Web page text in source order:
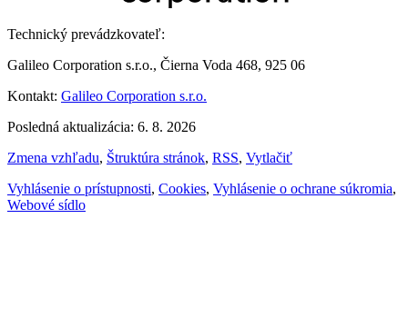
Technický prevádzkovateľ:
Galileo Corporation s.r.o., Čierna Voda 468, 925 06
Kontakt: Galileo Corporation s.r.o.
Posledná aktualizácia: 6. 8. 2026
Zmena vzhľadu, Štruktúra stránok, RSS, Vytlačiť
Vyhlásenie o prístupnosti, Cookies, Vyhlásenie o ochrane súkromia,
Webové sídlo